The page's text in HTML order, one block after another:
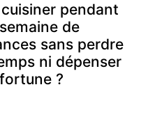
cuisiner pendant
de
sans perdre
ni dépenser
?